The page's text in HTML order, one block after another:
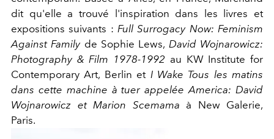
dit qu'elle a trouvé l'inspiration dans les livres et
expositions suivants : Full Surrogacy Now: Feminism
Against Familyde Sophie Lews, David Wojnarowicz:
Photography & Film 1978-1992 au KW Institute for
Contemporary Art, Berlin et I Wake Tous les matins
dans cette machine à tuer appelée America: David
Wojnarowicz et Marion Scemama à New Galerie,
Paris.